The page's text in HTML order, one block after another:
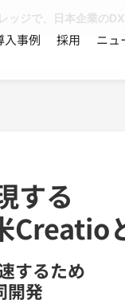
ジで、日本企業のDX
入事例 採用 ニュ
する
Creatio
するため
開発